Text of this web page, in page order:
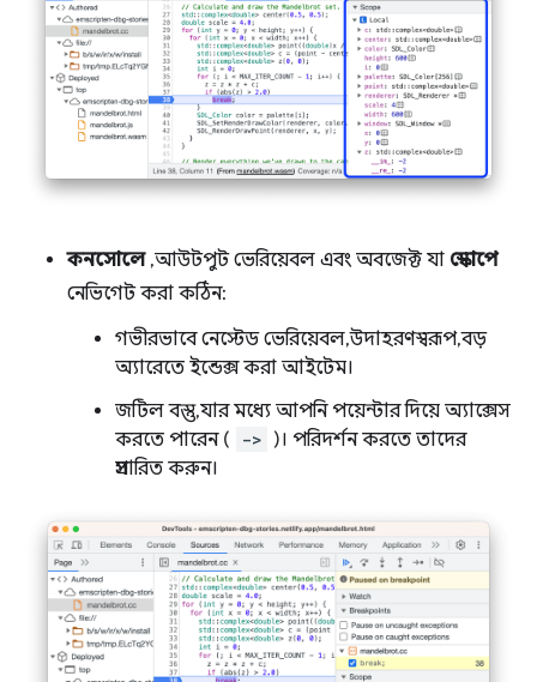
কনসোলে, আউটপুট ভেরিয়েবল এবং অবজেক্ট যা স্কোপে
নেভিগেট করা কঠিন:
গভীরভাবে নেস্টেড ভেরিয়েবল, উদাহরণস্বরূপ, বড়
অ্যারেতে ইন্ডেক্স করা আইটেম।
জটিল বস্তু, যার মধ্যে আপনি পয়েন্টার দিয়ে অ্যাক্সেস
করতে পারেন (
-> )। পরিদর্শন করতে তাদের
প্রসারিত করুন।